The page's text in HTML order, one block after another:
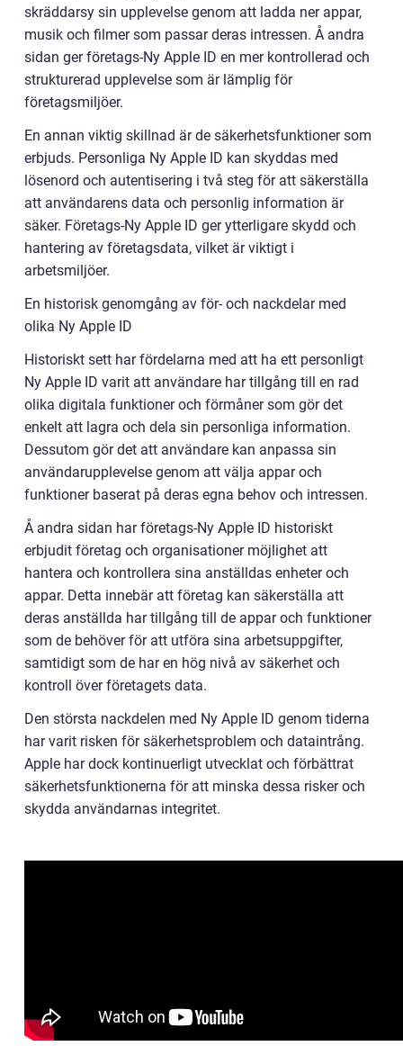
skräddarsy sin upplevelse genom att ladda ner appar,
musik och filmer som passar deras intressen. Å andra
sidan ger företags-Ny Apple ID en mer kontrollerad och
strukturerad upplevelse som är lämplig för
företagsmiljöer.
En annan viktig skillnad är de säkerhetsfunktioner som
erbjuds. Personliga Ny Apple ID kan skyddas med
lösenord och autentisering i två steg för att säkerställa
att användarens data och personlig information är
säker. Företags-Ny Apple ID ger ytterligare skydd och
hantering av företagsdata, vilket är viktigt i
arbetsmiljöer.
En historisk genomgång av för- och nackdelar med
olika Ny Apple ID
Historiskt sett har fördelarna med att ha ett personligt
Ny Apple ID varit att användare har tillgång till en rad
olika digitala funktioner och förmåner som gör det
enkelt att lagra och dela sin personliga information.
Dessutom gör det att användare kan anpassa sin
användarupplevelse genom att välja appar och
funktioner baserat på deras egna behov och intressen.
Å andra sidan har företags-Ny Apple ID historiskt
erbjudit företag och organisationer möjlighet att
hantera och kontrollera sina anställdas enheter och
appar. Detta innebär att företag kan säkerställa att
deras anställda har tillgång till de appar och funktioner
som de behöver för att utföra sina arbetsuppgifter,
samtidigt som de har en hög nivå av säkerhet och
kontroll över företagets data.
Den största nackdelen med Ny Apple ID genom tiderna
har varit risken för säkerhetsproblem och dataintrång.
Apple har dock kontinuerligt utvecklat och förbättrat
säkerhetsfunktionerna för att minska dessa risker och
skydda användarnas integritet.